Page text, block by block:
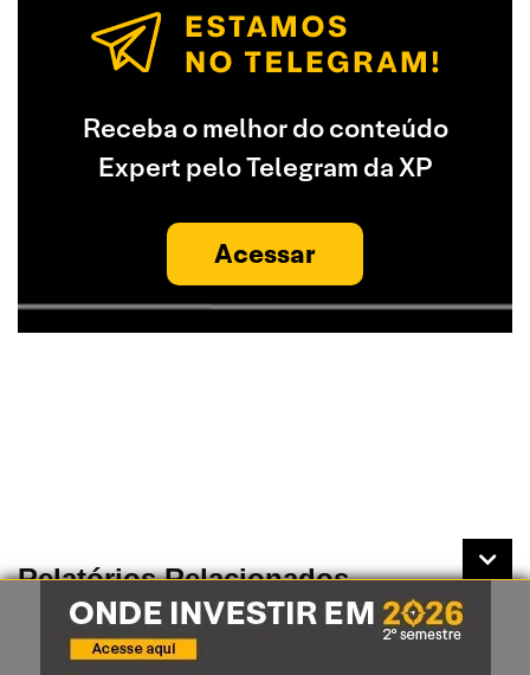
Receba o melhor do conteúdo
Expert pelo Telegram da XP
Acessar
Relatórios Relacionados